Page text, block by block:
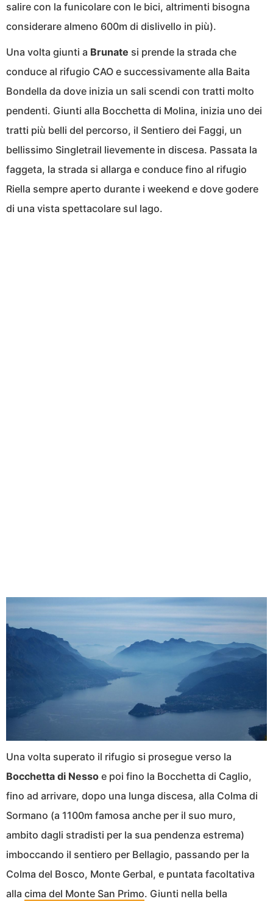
salire con la funicolare con le bici, altrimenti bisogna
considerare almeno 600m di dislivello in più).
Una volta giunti a Brunate si prende la strada che
conduce al rifugio CAO e successivamente alla Baita
Bondella da dove inizia un sali scendi con tratti molto
pendenti. Giunti alla Bocchetta di Molina, inizia uno dei
tratti più belli del percorso, il Sentiero dei Faggi, un
bellissimo Singletrail lievemente in discesa. Passata la
faggeta, la strada si allarga e conduce fino al rifugio
Riella sempre aperto durante i weekend e dove godere
di una vista spettacolare sul lago.
Una volta superato il rifugio si prosegue verso la
Bocchetta di Nesso e poi fino la Bocchetta di Caglio,
fino ad arrivare, dopo una lunga discesa, alla Colma di
Sormano (a 1100m famosa anche per il suo muro,
ambito dagli stradisti per la sua pendenza estrema)
imboccando il sentiero per Bellagio, passando per la
Colma del Bosco, Monte Gerbal, e puntata facoltativa
alla cima del Monte San Primo. Giunti nella bella